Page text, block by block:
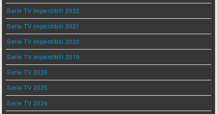
Serie TV imperdibili 2022
Serie TV imperdibili 2021
Serie TV imperdibili 2020
Serie TV imperdibili 2019
Serie TV 2026
Serie TV 2025
Serie TV 2024